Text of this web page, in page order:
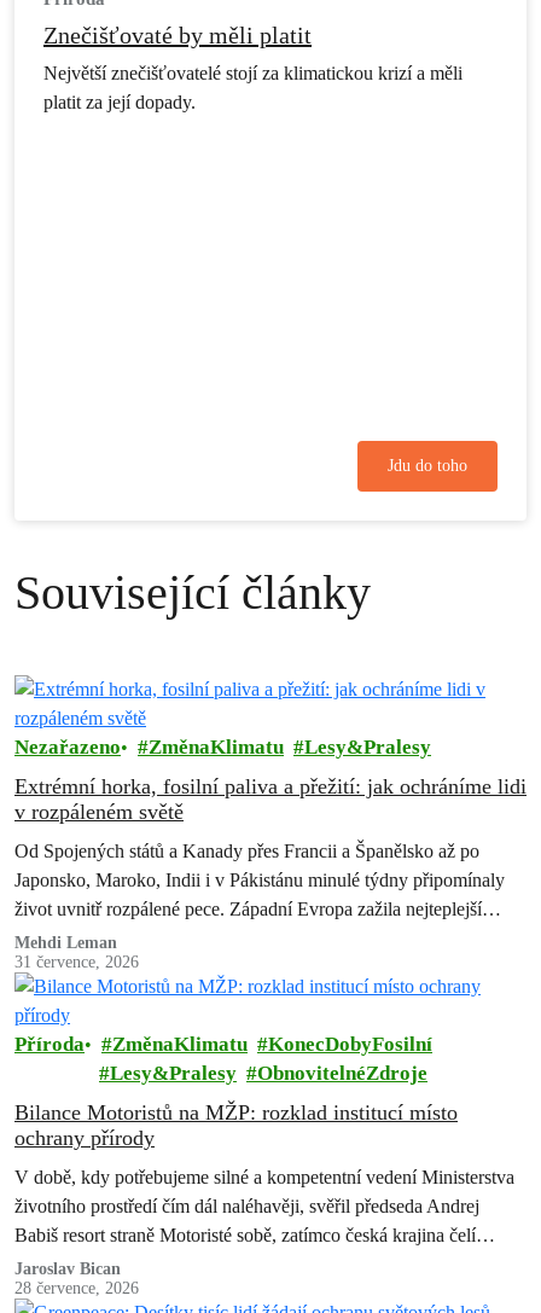
Znečišťovaté by měli platit
Největší znečišťovatelé stojí za klimatickou krizí a měli
platit za její dopady.
Jdu do toho
Související články
Nezařazeno ZměnaKlimatu Lesy&Pralesy
Extrémní horka, fosilní paliva a přežití: jak ochráníme lidi
v rozpáleném světě
Od Spojených států a Kanady přes Francii a Španělsko až po
Japonsko, Maroko, Indii i v Pákistánu minulé týdny připomínaly
život uvnitř rozpálené pece. Západní Evropa zažila nejteplejší
červen od…
Mehdi Leman
31 července, 2026
Příroda ZměnaKlimatu
KonecDobyFosilní
Lesy&Pralesy
ObnovitelnéZdroje
Bilance Motoristů na MŽP: rozklad institucí místo
ochrany přírody
V době, kdy potřebujeme silné a kompetentní vedení Ministerstva
životního prostředí čím dál naléhavěji, svěřil předseda Andrej
Babiš resort straně Motoristé sobě, zatímco česká krajina čelí
suchu, erozi půdy, úbytku…
Jaroslav Bican
28 července, 2026